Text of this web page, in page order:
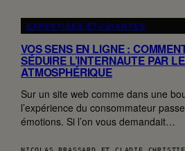
EXPERTISES ÉTUDIANTES
VOS SENS EN LIGNE :
SÉDUIRE L’INTERNAUTE PAR
ATMOSPHÉRIQUE
Sur un site web comme dans une
l’expérience du consommateur
émotions. Si l’on vous demandait…